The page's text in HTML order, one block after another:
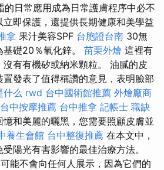
的日常應用成為日常護膚程序中必不
即保護，還提供長期健康和美學益
拿 果汁美容SPF 台胞證台南 30無
礎20％氧化鋅。 苗栗外燴 這裡有
有有機矽或納米顆粒。 油膩的皮
發表了值得稱讚的意見，表明臉部
什么 rwd 台中國術館推薦 外燴廠商
台中按摩推薦 台中推拿 記帳士 職缺
和美麗的曬黑，您需要照顧皮膚並
養生會館 台中整復推薦 在本文中，
陽光有害影響的最佳治療方法。
能不會向任何人展示，因為它們的